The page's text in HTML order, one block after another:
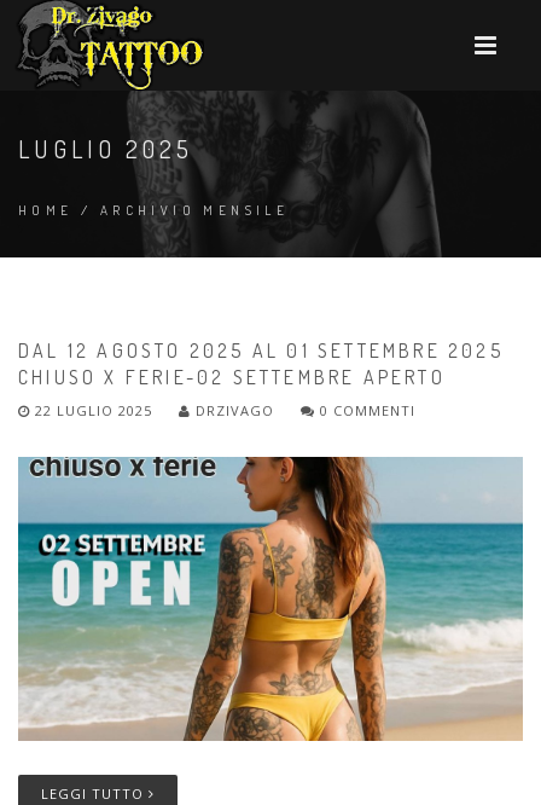
LUGLIO 2025
HOME / ARCHIVIO MENSILE
DAL 12 AGOSTO 2025 AL 01 SETTEMBRE 2025
CHIUSO X FERIE-02 SETTEMBRE APERTO
22 LUGLIO 2025 DRZIVAGO 0 COMMENTI
LEGGI TUTTO